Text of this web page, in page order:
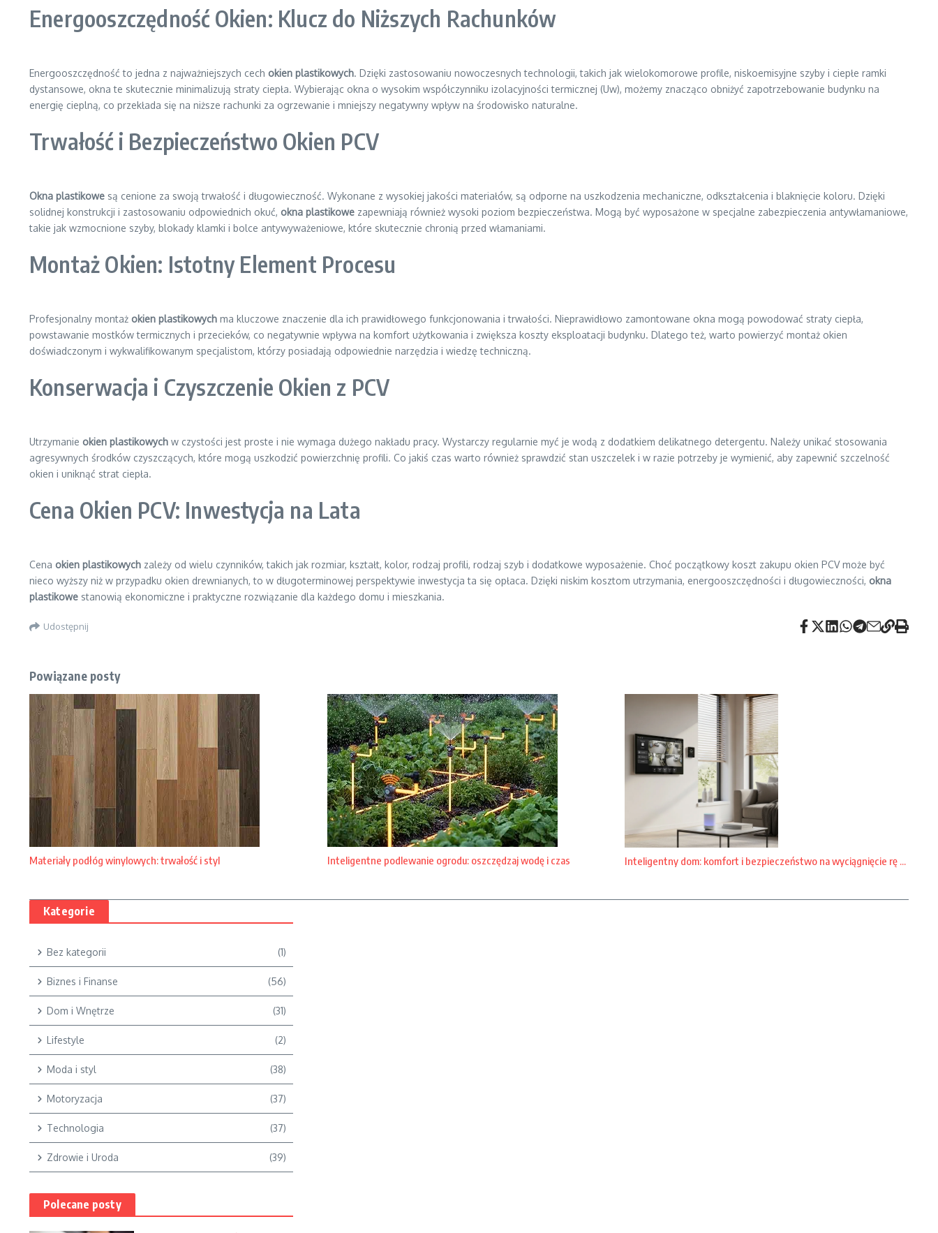
Energooszczędność Okien: Klucz do Niższych Rachunków
Energooszczędność to jedna z najważniejszych cech okien plastikowych. Dzięki zastosowaniu nowoczesnych technologii, takich jak wielokomorowe profile, niskoemisyjne szyby i ciepłe ramki
dystansowe, okna te skutecznie minimalizują straty ciepła. Wybierając okna o wysokim współczynniku izolacyjności termicznej (Uw), możemy znacząco obniżyć zapotrzebowanie budynku na
energię cieplną, co przekłada się na niższe rachunki za ogrzewanie i mniejszy negatywny wpływ na środowisko naturalne.
Trwałość i Bezpieczeństwo Okien PCV
Okna plastikowe są cenione za swoją trwałość i długowieczność. Wykonane z wysokiej jakości materiałów, są odporne na uszkodzenia mechaniczne, odkształcenia i blaknięcie koloru. Dzięki
solidnej konstrukcji i zastosowaniu odpowiednich okuć, okna plastikowe zapewniają również wysoki poziom bezpieczeństwa. Mogą być wyposażone w specjalne zabezpieczenia antywłamaniowe,
takie jak wzmocnione szyby, blokady klamki i bolce antywyważeniowe, które skutecznie chronią przed włamaniami.
Montaż Okien: Istotny Element Procesu
Profesjonalny montaż okien plastikowych ma kluczowe znaczenie dla ich prawidłowego funkcjonowania i trwałości. Nieprawidłowo zamontowane okna mogą powodować straty ciepła,
powstawanie mostków termicznych i przecieków, co negatywnie wpływa na komfort użytkowania i zwiększa koszty eksploatacji budynku. Dlatego też, warto powierzyć montaż okien
doświadczonym i wykwalifikowanym specjalistom, którzy posiadają odpowiednie narzędzia i wiedzę techniczną.
Konserwacja i Czyszczenie Okien z PCV
Utrzymanie okien plastikowych w czystości jest proste i nie wymaga dużego nakładu pracy. Wystarczy regularnie myć je wodą z dodatkiem delikatnego detergentu. Należy unikać stosowania
agresywnych środków czyszczących, które mogą uszkodzić powierzchnię profili. Co jakiś czas warto również sprawdzić stan uszczelek i w razie potrzeby je wymienić, aby zapewnić szczelność
okien i uniknąć strat ciepła.
Cena Okien PCV: Inwestycja na Lata
Cena okien plastikowych zależy od wielu czynników, takich jak rozmiar, kształt, kolor, rodzaj profili, rodzaj szyb i dodatkowe wyposażenie. Choć początkowy koszt zakupu okien PCV może być
nieco wyższy niż w przypadku okien drewnianych, to w długoterminowej perspektywie inwestycja ta się opłaca. Dzięki niskim kosztom utrzymania, energooszczędności i długowieczności, okna
plastikowe stanowią ekonomiczne i praktyczne rozwiązanie dla każdego domu i mieszkania.
Udostępnij
Powiązane posty
Materiały podłóg winylowych: trwałość i styl Inteligentne podlewanie ogrodu: oszczędzaj wodę i czas Inteligentny dom: komfort i bezpieczeństwo na wyciągnięcie rę ...
Kategorie
Bez kategorii (1)
Biznes i Finanse (56)
Dom i Wnętrze (31)
Lifestyle (2)
Moda i styl (38)
Motoryzacja (37)
Technologia (37)
Zdrowie i Uroda (39)
Polecane posty